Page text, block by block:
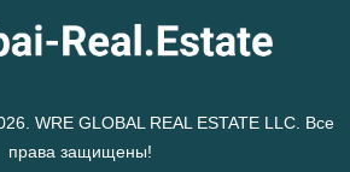
WRE GLOBAL REAL ESTATE LLC. Все
права защищены!